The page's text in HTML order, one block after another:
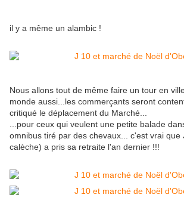
il y a même un alambic !
Nous allons tout de même faire un tour en
monde aussi...les commerçants seront
critiqué le déplacement du Marché...
...pour ceux qui veulent une petite balade
omnibus tiré par des chevaux... c'est vrai que
calèche) a pris sa retraite l'an dernier !!!